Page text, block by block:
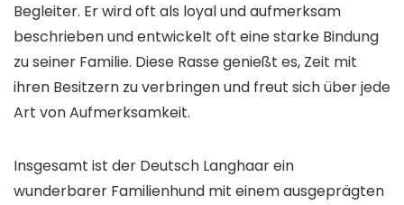
Begleiter. Er wird oft als loyal und aufmerksam
beschrieben und entwickelt oft eine starke Bindung
zu seiner Familie. Diese Rasse genießt es, Zeit mit
ihren Besitzern zu verbringen und freut sich über jede
Art von Aufmerksamkeit.
Insgesamt ist der Deutsch Langhaar ein
wunderbarer Familienhund mit einem ausgeprägten